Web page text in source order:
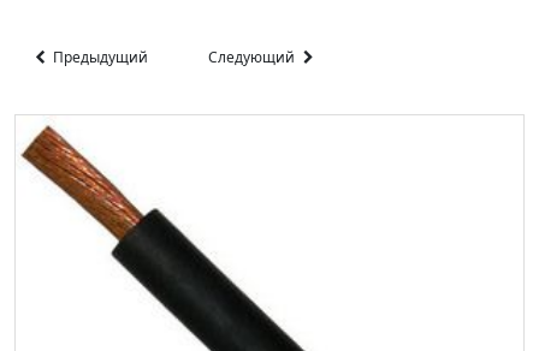
Предыдущий Следующий